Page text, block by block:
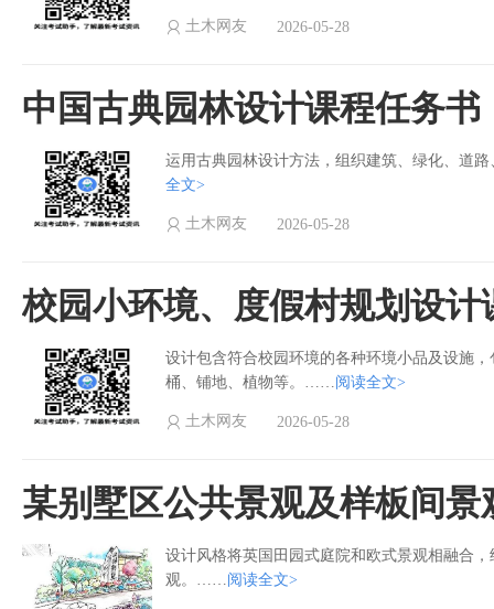
土木网友 2026-05-28
中国古典园林设计课程任务书
运用古典园林设计方法，组织建筑、绿化、道
全文>
土木网友 2026-05-28
校园小环境、度假村规划设计
设计包含符合校园环境的各种环境小品及设施
桶、铺地、植物等。……阅读全文>
土木网友 2026-05-28
某别墅区公共景观及样板间景
设计风格将英国田园式庭院和欧式景观相融合
观。……阅读全文>